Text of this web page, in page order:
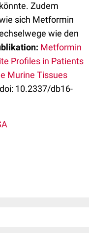
Zudem
sich Metformin
wie den
Metformin
Profiles in Patients
Murine Tissues
10.2337/db16-